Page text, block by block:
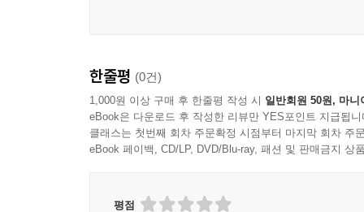
한줄평 (0건)
1,000원 이상 구매 후 한줄평 작성 시 일반회원 50원, 마니
eBook은 다운로드 후 작성한 리뷰만 YES포인트 지급됩니
클래스는 첫번째 회차 주문확정 시점부터 마지막 회차 주
eBook 페이백, CD/LP, DVD/Blu-ray, 패션 및 판매금지 상
평점